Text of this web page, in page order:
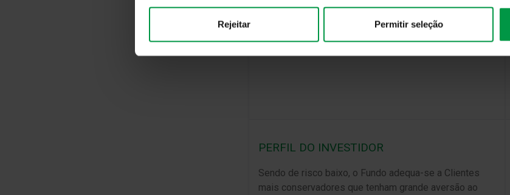
Rejeitar Permitir seleção
PERFIL DO INVESTIDOR
Sendo de risco baixo, o Fundo adequa-se a Clientes
mais conservadores que tenham grande aversão ao